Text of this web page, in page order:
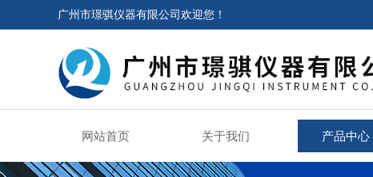
广州市璟骐仪器有限公司欢迎您！
网站首页 关于我们 产品中心